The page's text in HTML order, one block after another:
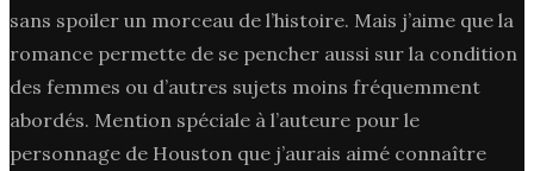
sans spoiler un morceau de l’histoire. Mais j’aime que la
romance permette de se pencher aussi sur la condition
des femmes ou d’autres sujets moins fréquemment
abordés. Mention spéciale à l’auteure pour le
personnage de Houston que j’aurais aimé connaître